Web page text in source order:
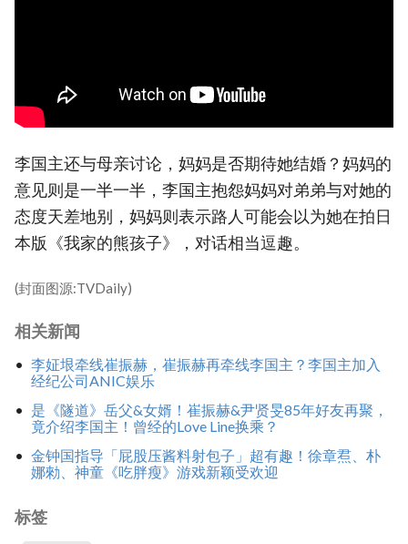
李国主还与母亲讨论，妈妈是否期待她结婚？妈妈的
意见则是一半一半，李国主抱怨妈妈对弟弟与对她的
态度天差地别，妈妈则表示路人可能会以为她在拍日
本版《我家的熊孩子》，对话相当逗趣。
(封面图源:TVDaily)
相关新闻
李姃垠牵线崔振赫，崔振赫再牵线李国主？李国主加入
经纪公司ANIC娱乐
是《隧道》岳父&女婿！崔振赫&尹贤旻85年好友再聚，
竟介绍李国主！曾经的Love Line换乘？
金钟国指导「屁股压酱料射包子」超有趣！徐章焄、朴
娜勑、神童《吃胖瘦》游戏新颖受欢迎
标签